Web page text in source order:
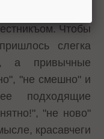
Чтобы
слегка
а привычные
"не смешно" и
подходящие
"не ново"
красавчеги